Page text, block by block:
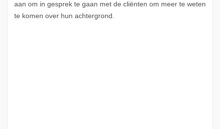
aan om in gesprek te gaan met de cliënten om meer te weten
te komen over hun achtergrond.